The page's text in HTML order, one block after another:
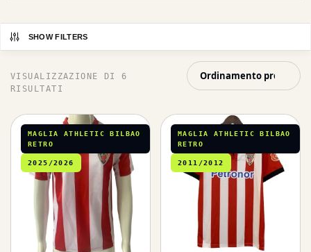
SHOW FILTERS
VISUALIZZAZIONE DI 6
RISULTATI
MAGLIA ATHLETIC BILBAO
RETRO
2025/2026
MAGLIA ATHLETIC BILBAO
RETRO
2011/2012